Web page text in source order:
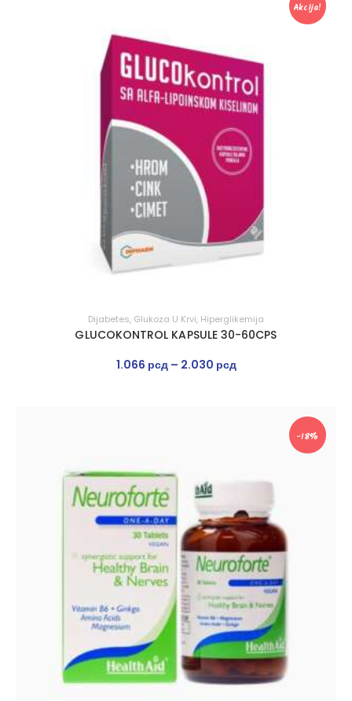
Akcija!
Dijabetes, Glukoza U Krvi, Hiperglikemija
GLUCOKONTROL KAPSULE 30-60CPS
1.066 рсд – 2.030 рсд
-18%